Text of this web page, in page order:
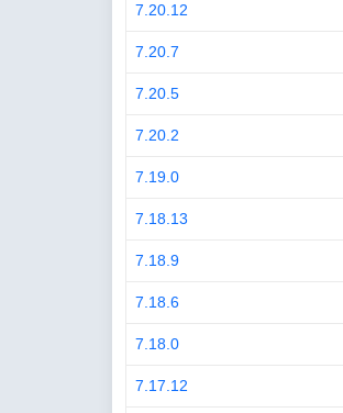
7.20.12
7.20.7
7.20.5
7.20.2
7.19.0
7.18.13
7.18.9
7.18.6
7.18.0
7.17.12